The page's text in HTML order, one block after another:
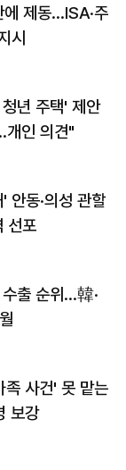
제동…ISA·주
시
년 주택' 제안
개인 의견"
안동·의성 관할
선포
출 순위…韓·
사건' 못 맡는
보강